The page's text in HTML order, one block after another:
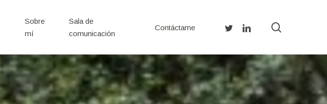
Sobre
mí
Sala de
comunicación
Contáctame twitter linkedin